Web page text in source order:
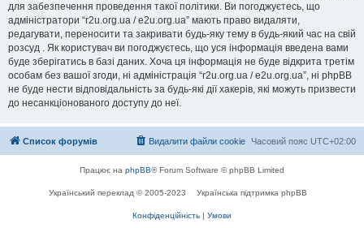
для забезпечення проведення такої політики. Ви погоджуєтесь, що
адміністратори “r2u.org.ua / e2u.org.ua” мають право видаляти,
редагувати, переносити та закривати будь-яку тему в будь-який час на свій
розсуд . Як користувач ви погоджуєтесь, що уся інформація введена вами
буде зберігатись в базі даних. Хоча ця інформація не буде відкрита третім
особам без вашої згоди, ні адміністрація “r2u.org.ua / e2u.org.ua”, ні phpBB
не буде нести відповідальність за будь-які дії хакерів, які можуть призвести
до несанкціонованого доступу до неї.
Список форумів Часовий пояс UTC+02:00
Видалити файли cookie
Працює на phpBB® Forum Software © phpBB Limited
Український переклад © 2005-2023 Українська підтримка phpBB
Конфіденційність | Умови